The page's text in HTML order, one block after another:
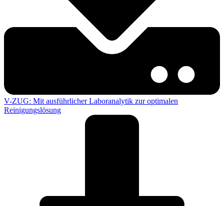
V-ZUG: Mit ausführlicher Laboranalytik zur optimalen
Reinigungslösung